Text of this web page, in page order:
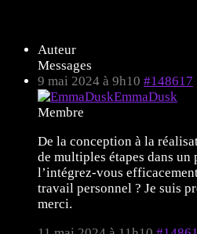
Auteur
Messages
9 mai 2024 à 9h10 #148617
EmmaDusk
Membre
De la conception à la
de multiples étapes dans
l’intégrez-vous
travail personnel ? Je suis
merci.